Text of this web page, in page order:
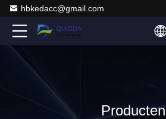
hbkedacc@gmail.com
Producten